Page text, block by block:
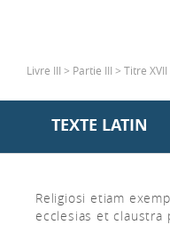
Livre III > Partie III > Titre
TEXTE LATIN
Religiosi etiam
ecclesias et claustra